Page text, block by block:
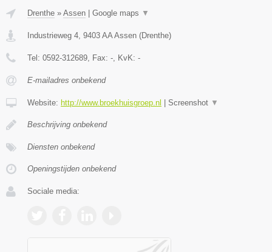
Drenthe » Assen Google maps ▼
Industrieweg 4, 9403 AA Assen (Drenthe)
Tel: 0592-312689, Fax: -, KvK: -
E-mailadres onbekend
Website: http://www.broekhuisgroep.nl Screenshot ▼
Beschrijving onbekend
Diensten onbekend
Openingstijden onbekend
Sociale media: